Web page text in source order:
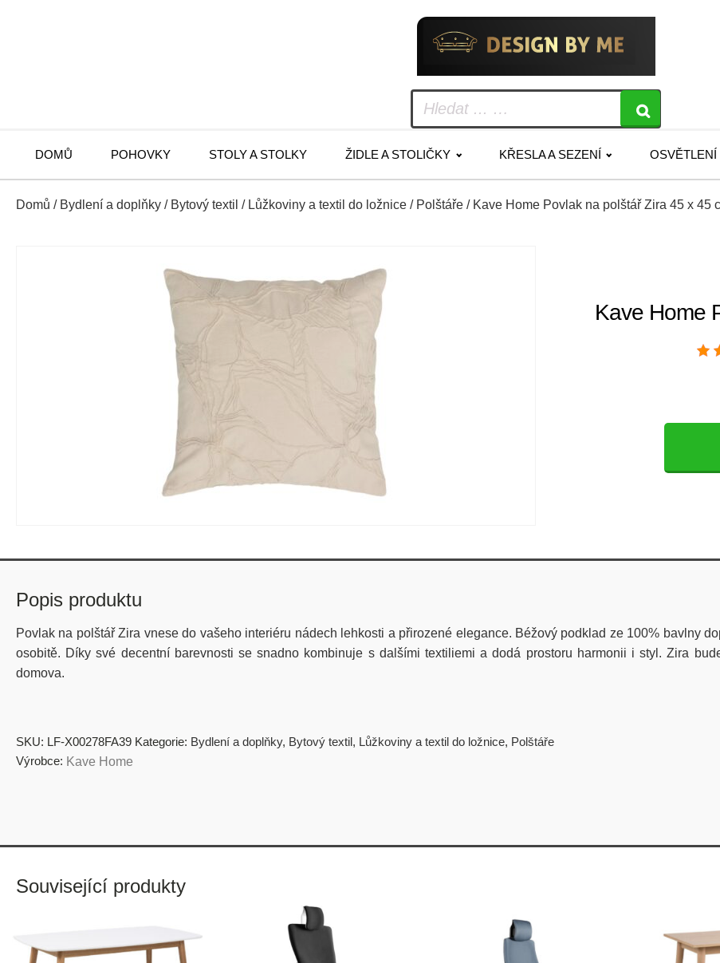
DOMŮ POHOVKY STOLY A STOLKY ŽIDLE A STOLIČKY KŘESLA A SEZENÍ OSVĚTLENÍ
Domů / Bydlení a doplňky / Bytový textil / Lůžkoviny a textil do ložnice / Polštáře / Kave Home Povlak na polštář Zira 45 x 45
Kave Home
Popis produktu
Povlak na polštář Zira vnese do vašeho interiéru nádech lehkosti a přirozené elegance. Béžový podklad ze 100% bavlny
osobitě. Díky své decentní barevnosti se snadno kombinuje s dalšími textiliemi a dodá prostoru harmonii i styl. Zira
domova.
SKU: LF-X00278FA39 Kategorie: Bydlení a doplňky, Bytový textil, Lůžkoviny a textil do ložnice, Polštáře
Výrobce: Kave Home
Související produkty